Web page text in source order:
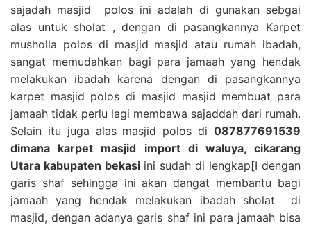
sajadah masjid polos ini adalah di gunakan sebgai
alas untuk sholat , dengan di pasangkannya Karpet
musholla polos di masjid masjid atau rumah ibadah,
sangat memudahkan bagi para jamaah yang hendak
melakukan ibadah karena dengan di pasangkannya
karpet masjid polos di masjid masjid membuat para
jamaah tidak perlu lagi membawa sajaddah dari rumah.
Selain itu juga alas masjid polos di 087877691539
dimana karpet masjid import di waluya, cikarang
Utara kabupaten bekasi ini sudah di lengkap[I dengan
garis shaf sehingga ini akan dangat membantu bagi
jamaah yang hendak melakukan ibadah sholat di
masjid, dengan adanya garis shaf ini para jamaah bisa